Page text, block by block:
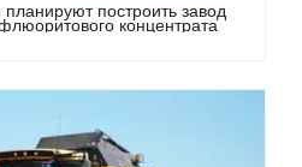
построить завод
концентрата